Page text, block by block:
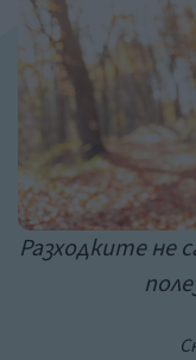
Разходките не